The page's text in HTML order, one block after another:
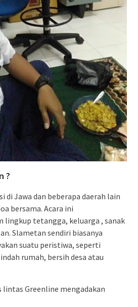
?
di Jawa dan beberapa daerah lain
bersama. Acara ini
lingkup tetangga, keluarga , sanak
Slametan sendiri biasanya
suatu peristiwa, seperti
rumah, bersih desa atau
lintas Greenline mengadakan